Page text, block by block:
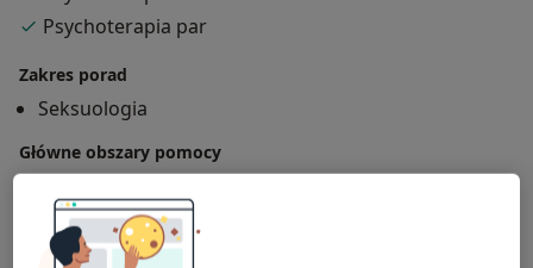
Psychoterapia par
Zakres porad
Seksuologia
Główne obszary pomocy
Zaburzenia nastroju
Zaburzenia psychiczne